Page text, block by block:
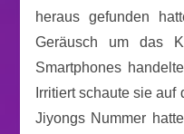
heraus gefunden
Geräusch um das
Smartphones
Irritiert schaute sie
Jiyongs Nummer